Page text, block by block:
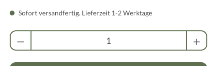
Sofort versandfertig. Lieferzeit 1-2 Werktage
Produkt Anzahl: Gib den gewünschten Wert